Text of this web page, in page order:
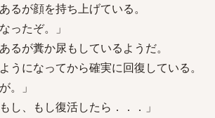
るが顔を持ち上げている。
ったぞ。」
るが糞か尿もしているようだ。
うになってから確実に回復している。
。」
し、もし復活したら．．．」